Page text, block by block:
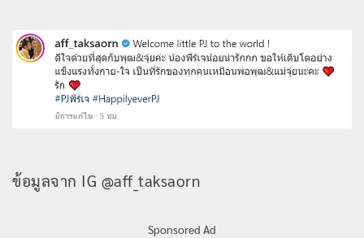
ข้อมูลจาก IG @aff_taksaorn
Sponsored Ad